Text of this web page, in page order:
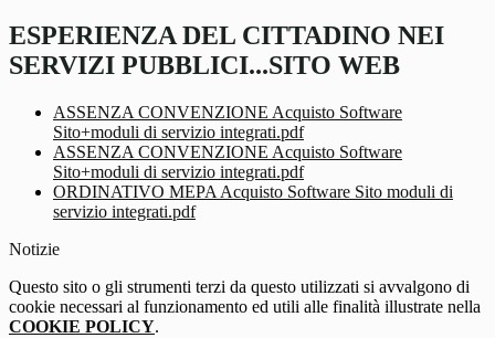
ESPERIENZA DEL CITTADINO NEI
SERVIZI PUBBLICI...SITO WEB
ASSENZA CONVENZIONE Acquisto Software
Sito+moduli di servizio integrati.pdf
ASSENZA CONVENZIONE Acquisto Software
Sito+moduli di servizio integrati.pdf
ORDINATIVO MEPA Acquisto Software Sito moduli di
servizio integrati.pdf
Notizie
Questo sito o gli strumenti terzi da questo utilizzati si avvalgono di
cookie necessari al funzionamento ed utili alle finalità illustrate nella
COOKIE POLICY.